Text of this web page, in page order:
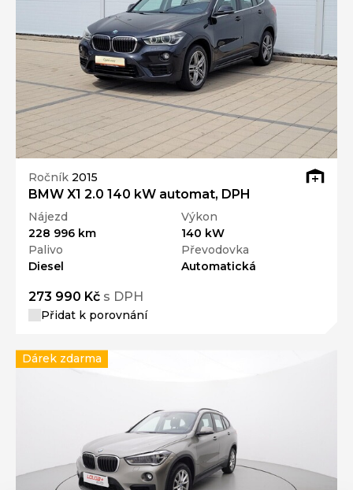
Ročník 2015
BMW X1 2.0 140 kW automat, DPH
Nájezd
228 996 km
Výkon
140 kW
Palivo
Diesel
Převodovka
Automatická
273 990 Kč s DPH
Přidat k porovnání
Dárek zdarma